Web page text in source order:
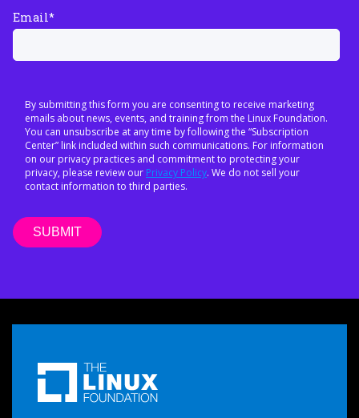
Email*
By submitting this form you are consenting to receive marketing
emails about news, events, and training from the Linux Foundation.
You can unsubscribe at any time by following the “Subscription
Center” link included within such communications. For information
on our privacy practices and commitment to protecting your
privacy, please review our Privacy Policy. We do not sell your
contact information to third parties.